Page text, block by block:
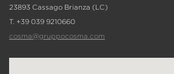
23893 Cassago Brianza (LC)
T. +39 039 9210660
cosma@gruppocosma.com